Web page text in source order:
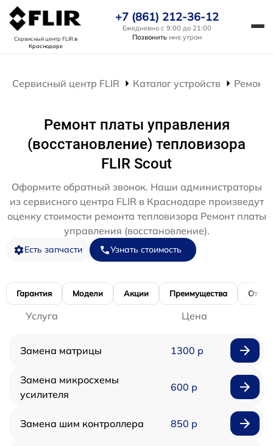
Сервисный центр FLIRв
Краснодаре
+7 (861) 212-36-12
Ежедневно с 9:00 до 21:00
Позвонить мне утром
Сервисный центр FLIR Каталог устройств Ремонт
Ремонт платы управления
(восстановление) тепловизора
FLIR Scout
Оформите обратный звонок. Наши администраторы
из сервисного центра FLIR в Краснодаре произведут
оценку стоимости ремонта тепловизора Ремонт платы
управления (восстановление).
Есть запчасти Узнать стоимость
Гарантия Модели Акции Преимущества
Услуга Цена
Замена матрицы 1300 р
Замена микросхемы
усилителя
600 р
Замена шим контроллера 850 р